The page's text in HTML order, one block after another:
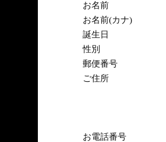
お名前
お名前(カナ)
誕生日
性別
郵便番号
ご住所
お電話番号